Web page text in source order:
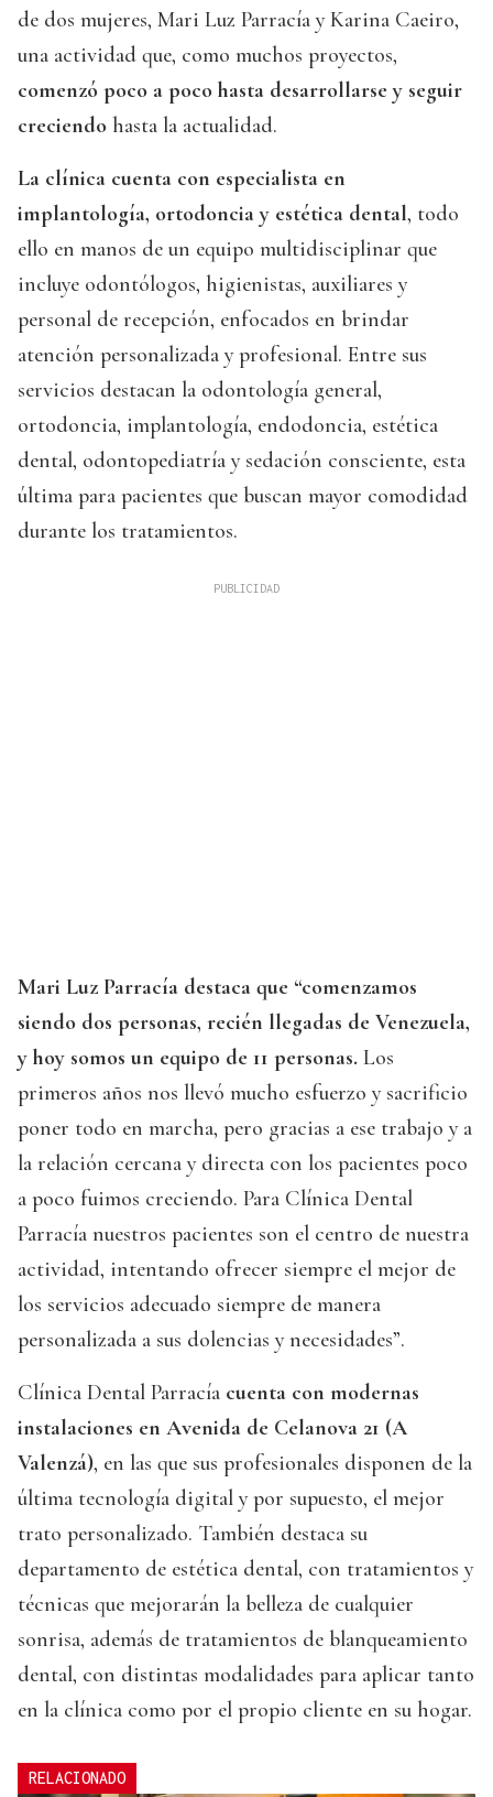
de dos mujeres, Mari Luz Parracía y Karina Caeiro,
una actividad que, como muchos proyectos,
comenzó poco a poco hasta desarrollarse y seguir
creciendo hasta la actualidad.
La clínica cuenta con especialista en
implantología, ortodoncia y estética dental, todo
ello en manos de un equipo multidisciplinar que
incluye odontólogos, higienistas, auxiliares y
personal de recepción, enfocados en brindar
atención personalizada y profesional. Entre sus
servicios destacan la odontología general,
ortodoncia, implantología, endodoncia, estética
dental, odontopediatría y sedación consciente, esta
última para pacientes que buscan mayor comodidad
durante los tratamientos.
Mari Luz Parracía destaca que “comenzamos
siendo dos personas, recién llegadas de Venezuela,
y hoy somos un equipo de 11 personas. Los
primeros años nos llevó mucho esfuerzo y sacrificio
poner todo en marcha, pero gracias a ese trabajo y a
la relación cercana y directa con los pacientes poco
a poco fuimos creciendo. Para Clínica Dental
Parracía nuestros pacientes son el centro de nuestra
actividad, intentando ofrecer siempre el mejor de
los servicios adecuado siempre de manera
personalizada a sus dolencias y necesidades”.
Clínica Dental Parracía cuenta con modernas
instalaciones en Avenida de Celanova 21 (A
Valenzá), en las que sus profesionales disponen de la
última tecnología digital y por supuesto, el mejor
trato personalizado. También destaca su
departamento de estética dental, con tratamientos y
técnicas que mejorarán la belleza de cualquier
sonrisa, además de tratamientos de blanqueamiento
dental, con distintas modalidades para aplicar tanto
en la clínica como por el propio cliente en su hogar.
RELACIONADO